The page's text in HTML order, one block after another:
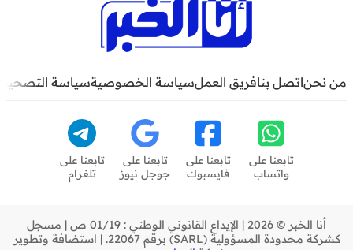
من نحناتصل بنافريق العملسياسة الخصوصيةسياسة التصحيح
تابعنا على
واتساب
تابعنا على
فايسبوك
تابعنا على
جوجل نيوز
تابعنا على
تلغرام
أنا الخبر © 2026 | الإيداع القانوني الوطني : 01/19 ص | مسجل
كشركة محدودة المسؤولية (SARL) برقم 22067. | استضافة وتطوير